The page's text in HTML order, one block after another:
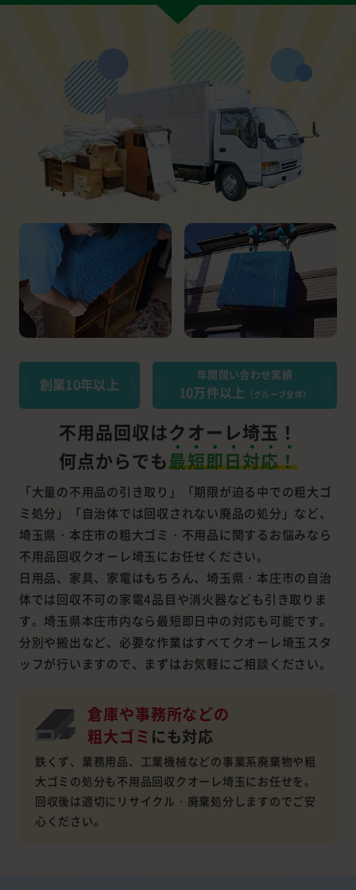
創業10年以上
年間問い合わせ実績
10万件以上 （グループ全体）
不用品回収はクオーレ埼玉！
何点からでも最短即日対応！
「大量の不用品の引き取り」「期限が迫る中での粗大ゴ
ミ処分」「自治体では回収されない廃品の処分」など、
埼玉県・本庄市の粗大ゴミ・不用品に関するお悩みなら
不用品回収クオーレ埼玉にお任せください。
日用品、家具、家電はもちろん、埼玉県・本庄市の自治
体では回収不可の家電4品目や消火器なども引き取りま
す。埼玉県本庄市内なら最短即日中の対応も可能です。
分別や搬出など、必要な作業はすべてクオーレ埼玉スタ
ッフが行いますので、まずはお気軽にご相談ください。
倉庫や事務所などの
粗大ゴミ にも対応
鉄くず、業務用品、工業機械などの事業系廃棄物や粗
大ゴミの処分も不用品回収クオーレ埼玉にお任せを。
回収後は適切にリサイクル・廃棄処分しますのでご安
心ください。